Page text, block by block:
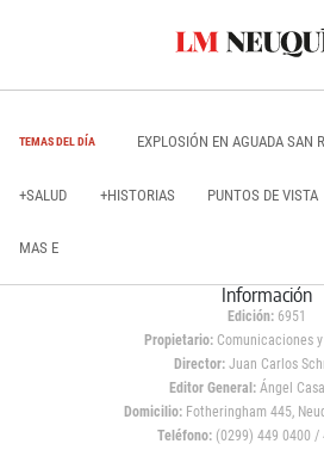
TEMAS DEL DÍA EXPLOSIÓN EN AGUADA SAN
+SALUD +HISTORIAS PUNTOS DE VISTA
MAS E
Información
Edición: 6951
Propietario:Comunicaciones y
Director: Juan Carlos
Editor General:Ángel
Domicilio:Fotheringham 445,
Teléfono: (0299) 449 0400 /